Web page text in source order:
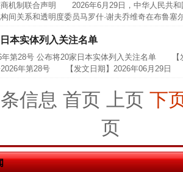
商机制联合声明 2026年6月29日，中华人民共和
间关系和透明度委员马罗什·谢夫乔维奇在布鲁塞
本实体列入关注名单
年第28号 公布将20家日本实体列入关注名单
2026年第28号 【发文日期】2026年06月29日
信息 首页 上页 下
页
记警钟！ 谢